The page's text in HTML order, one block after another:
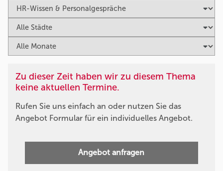
Zu dieser Zeit haben wir zu diesem Thema
keine aktuellen Termine.
Rufen Sie uns einfach an oder nutzen Sie das
Angebot Formular für ein individuelles Angebot.
Angebot anfragen